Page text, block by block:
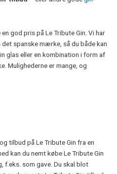
god pris på Le Tribute Gin. Vi har
spanske mærke, så du både kan
glas eller en kombination i form af
Mulighederne er mange, og
tilbud på Le Tribute Gin fra en
kan du nemt købe Le Tribute Gin
f.eks. som gave. Du skal blot